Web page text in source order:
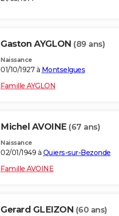
Gaston AYGLON (89 ans)
Naissance
01/10/1927 à Montselgues
Famille AYGLON
Michel AVOINE (67 ans)
Naissance
02/01/1949 à Quiers-sur-Bezonde
Famille AVOINE
Gerard GLEIZON (60 ans)